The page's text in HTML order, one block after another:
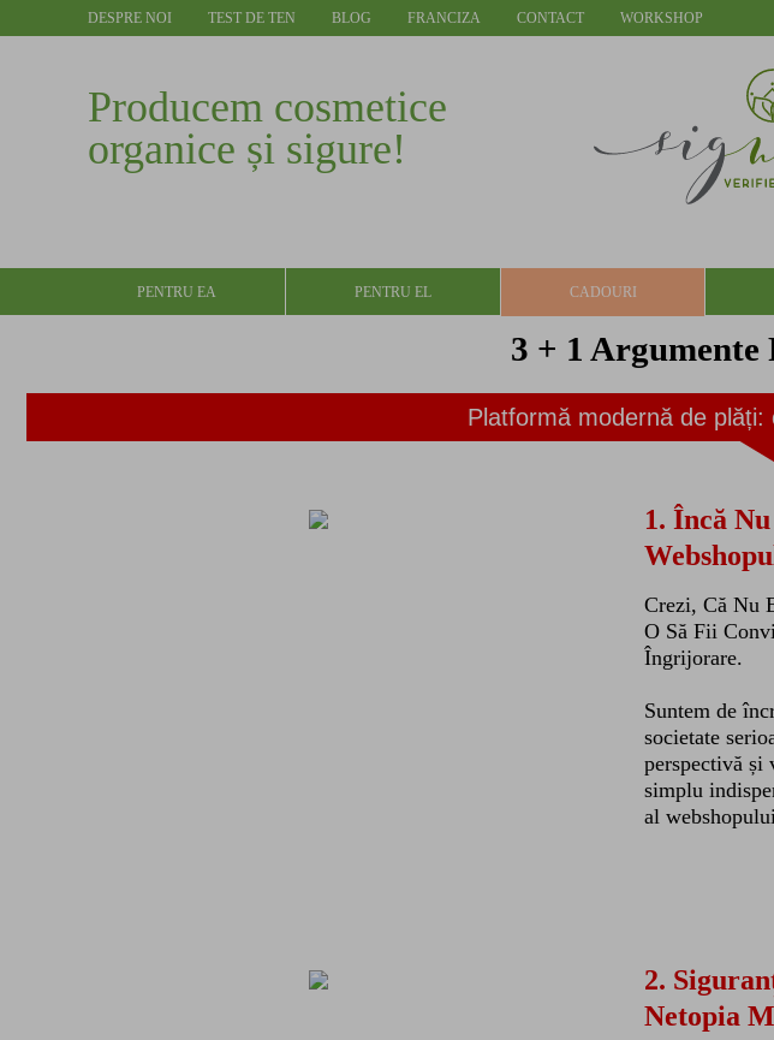
DESPRE NOI TEST DE TEN BLOG FRANCIZA CONTACT WORKSHOP
Producem cosmetice
organice și sigure!
PENTRU EA PENTRU EL CADOURI
3 + 1
Platformă modernă de
1. Încă
Crezi, Că Nu
O Să Fii
Îngrijorare.
Suntem de
societate
perspectivă și
simplu
al
2.
Netopia